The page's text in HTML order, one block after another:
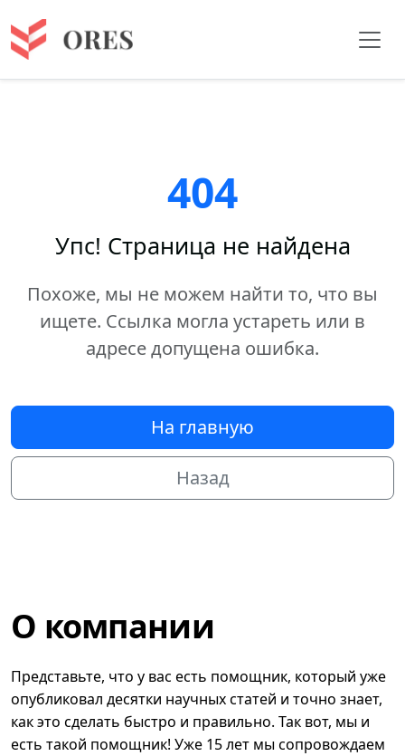
404
Упс! Страница не найдена
Похоже, мы не можем найти то, что вы
ищете. Ссылка могла устареть или в
адресе допущена ошибка.
На главную
Назад
О компании
Представьте, что у вас есть помощник, который уже
опубликовал десятки научных статей и точно знает,
как это сделать быстро и правильно. Так вот, мы и
есть такой помощник! Уже 15 лет мы сопровождаем